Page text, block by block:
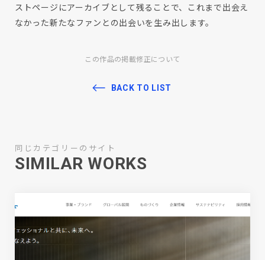
ストページにアーカイブとして残ることで、これまで出会え
なかった新たなファンとの出会いを生み出します。
この作品の掲載修正について
BACK TO LIST
同じカテゴリーのサイト
SIMILAR WORKS